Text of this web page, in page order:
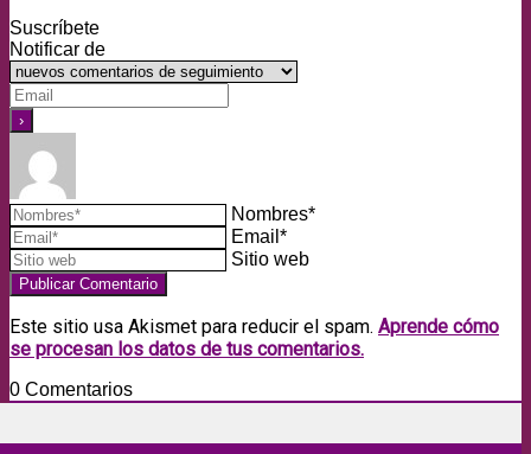
Suscríbete
Notificar de
Nombres*
Email*
Sitio web
Este sitio usa Akismet para reducir el spam. Aprende cómo
se procesan los datos de tus comentarios.
0 Comentarios